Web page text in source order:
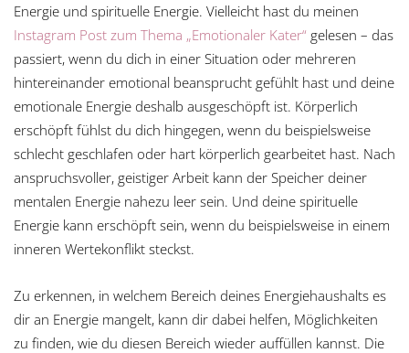
Energie und spirituelle Energie. Vielleicht hast du meinen
Instagram Post zum Thema „Emotionaler Kater“ gelesen – das
passiert, wenn du dich in einer Situation oder mehreren
hintereinander emotional beansprucht gefühlt hast und deine
emotionale Energie deshalb ausgeschöpft ist. Körperlich
erschöpft fühlst du dich hingegen, wenn du beispielsweise
schlecht geschlafen oder hart körperlich gearbeitet hast. Nach
anspruchsvoller, geistiger Arbeit kann der Speicher deiner
mentalen Energie nahezu leer sein. Und deine spirituelle
Energie kann erschöpft sein, wenn du beispielsweise in einem
inneren Wertekonflikt steckst.
Zu erkennen, in welchem Bereich deines Energiehaushalts es
dir an Energie mangelt, kann dir dabei helfen, Möglichkeiten
zu finden, wie du diesen Bereich wieder auffüllen kannst. Die